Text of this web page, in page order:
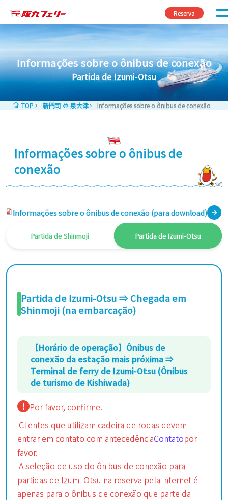
Reserva
Informações sobre o ônibus de conexão
Partida de Izumi-Otsu
TOP 新門司 ⇔ 泉大津 Informações sobre o ônibus de conexão
Informações sobre o ônibus de
conexão
Informações sobre o ônibus de conexão (para download)
Partida de Shinmoji Partida de Izumi-Otsu
Partida de Izumi-Otsu ⇒ Chegada em
Shinmoji (na embarcação)
【Horário de operação】Ônibus de
conexão da estação mais próxima ⇒
Terminal de ferry de Izumi-Otsu (Ônibus
de turismo de Kishiwada)
Por favor, confirme.
Clientes que utilizam cadeira de rodas devem
entrar em contato com antecedênciaContatopor
favor.
A seleção de uso do ônibus de conexão para
partidas de Izumi-Otsu na reserva pela internet é
apenas para o ônibus de conexão que parte da